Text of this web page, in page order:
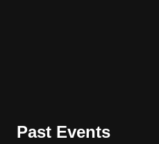
Past Events